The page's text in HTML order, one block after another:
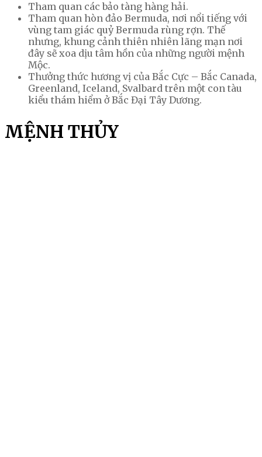
Tham quan các bảo tàng hàng hải.
Tham quan hòn đảo Bermuda, nơi nổi tiếng với
vùng tam giác quỷ Bermuda rùng rợn. Thế
nhưng, khung cảnh thiên nhiên lãng mạn nơi
đây sẽ xoa dịu tâm hồn của những người mệnh
Mộc.
Thưởng thức hương vị của Bắc Cực – Bắc Canada,
Greenland, Iceland, Svalbard trên một con tàu
kiểu thám hiểm ở Bắc Đại Tây Dương.
MỆNH THỦY